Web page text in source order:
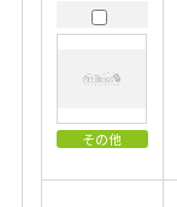
その他